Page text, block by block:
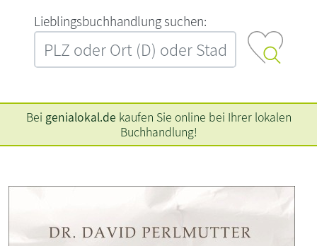
L‍i‍e‍b‍l‍i‍n‍g‍s‍b‍u‍c‍h‍h‍a‍n‍d‍l‍u‍n‍g‍ ‍s‍u‍c‍h‍e‍n‍:‍
Bei genialokal.de kaufen Sie online bei Ihrer lokalen
Buchhandlung!